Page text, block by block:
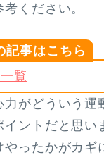
ください。
記事はこちら
覧
がどういう運
イントだと思い
ったかがカギ